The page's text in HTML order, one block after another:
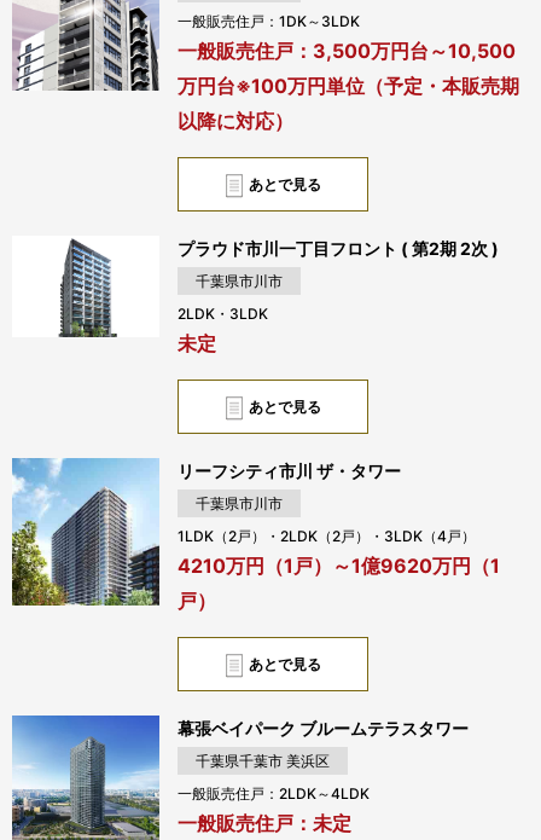
あとで見る
一般販売住戸：1DK～3LDK
一般販売住戸：3,500万円台～10,500
万円台※100万円単位（予定・本販売期
以降に対応）
あとで見る
プラウド市川一丁目フロント ( 第2期 2次 )
千葉県市川市
2LDK・3LDK
未定
あとで見る
リーフシティ市川 ザ・タワー
千葉県市川市
1LDK（2戸）・2LDK（2戸）・3LDK（4戸）
4210万円（1戸）～1億9620万円（1
戸）
幕張ベイパーク ブルームテラスタワー
千葉県千葉市 美浜区
一般販売住戸：2LDK～4LDK
一般販売住戸：未定